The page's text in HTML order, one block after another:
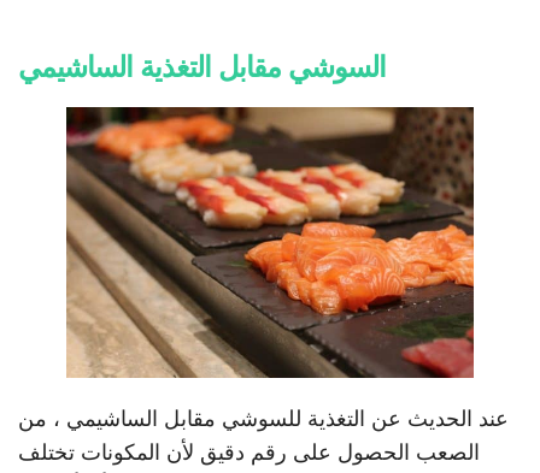
السوشي مقابل التغذية الساشيمي
عند الحديث عن التغذية للسوشي مقابل الساشيمي ، من
الصعب الحصول على رقم دقيق لأن المكونات تختلف